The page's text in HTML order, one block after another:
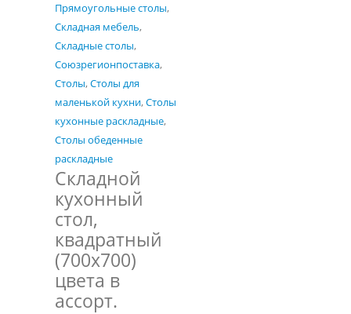
Прямоугольные столы,
Складная мебель,
Складные столы,
Союзрегионпоставка,
Столы,Столы для
маленькой кухни,Столы
кухонные раскладные,
Столы обеденные
раскладные
Складной
кухонный
стол,
квадратный
(700х700)
цвета в
ассорт.